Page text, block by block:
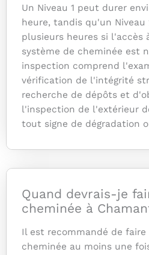
Un Niveau 1 peut durer
heure, tandis qu'un
plusieurs heures si l'accès
système de cheminée est
inspection comprend
vérification de l'intégrité
recherche de dépôts et
l'inspection de l'extérieur
tout signe de dégradation
Quand devrais-je
cheminée à
Il est recommandé de
cheminée au moins une